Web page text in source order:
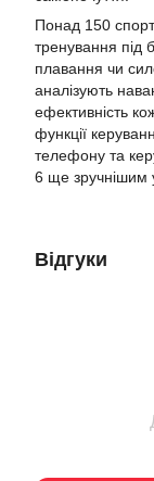
Понад 150
тренування під
плавання чи
аналізують
ефективність
функції
телефону та
6 ще зручнішим
Відгуки